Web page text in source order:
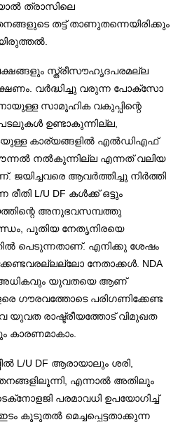
ത്രാസിലെ
തട്ട് താണുതന്നെയിരിക്കും
സ്ത്രീസൗഹൃദപരമല്ല
വർദ്ധിച്ചു വരുന്ന പോക്‌സോ
സാമൂഹിക വകുപ്പിന്റെ
ഉണ്ടാകുന്നില്ല,
കാര്യങ്ങളിൽ എൽഡിഎഫ്
നൽകുന്നില്ല എന്നത് വലിയ
ആവർത്തിച്ചു നിർത്തി
L/U DF കൾക്ക് ഒട്ടും
അനുഭവസമ്പത്തു
പുതിയ നേതൃനിരയെ
പെടുന്നതാണ്. എനിക്കു ശേഷം
നേതാക്കൾ. NDA
അധികവും യുവതയെ ആണ്
ഗൗരവത്തോടെ പരിഗണിക്കേണ്ട
രാഷ്ട്രീയത്തോട് വിമുഖത
കാരണമാകാം.
L/U DF ആരായാലും ശരി,
എന്നാൽ അതിലും
പരമാവധി ഉപയോഗിച്ച്
കൂടുതൽ മെച്ചപ്പെട്ടതാക്കുന്ന